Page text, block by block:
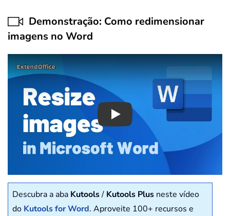
Demonstração: Como redimensionar
imagens no Word
Play
Descubra a aba Kutools/ Kutools Plus neste vídeo
do Kutools for Word. Aproveite 100+ recursos e